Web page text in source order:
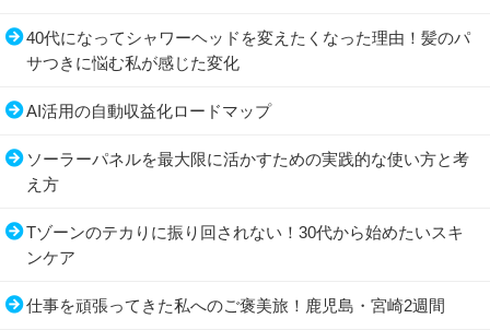
40代になってシャワーヘッドを変えたくなった理由！髪のパ
サつきに悩む私が感じた変化
AI活用の自動収益化ロードマップ
ソーラーパネルを最大限に活かすための実践的な使い方と考
え方
Tゾーンのテカりに振り回されない！30代から始めたいスキ
ンケア
仕事を頑張ってきた私へのご褒美旅！鹿児島・宮崎2週間